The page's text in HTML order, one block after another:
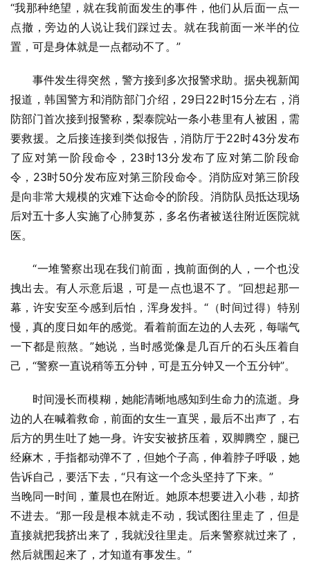
“我那种绝望，就在我前面发生的事件，他们从后面一点一
点撤，旁边的人说让我们踩过去。就在我前面一米半的位
置，可是身体就是一点都动不了。”
事件发生得突然，警方接到多次报警求助。据央视新闻
报道，韩国警方和消防部门介绍，29日22时15分左右，消
防部门首次接到报警称，梨泰院站一条小巷里有人被困，需
要救援。之后接连接到类似报告，消防厅于22时43分发布
了应对第一阶段命令，23时13分发布了应对第二阶段命
令，23时50分发布应对第三阶段命令。消防应对第三阶段
是向非常大规模的灾难下达命令的阶段。消防队员抵达现场
后对五十多人实施了心肺复苏，多名伤者被送往附近医院就
医。
“一堆警察出现在我们前面，拽前面倒的人，一个也没
拽出去。有人示意后退，可是一点也退不了。”回想起那一
幕，许安安至今感到后怕，浑身发抖。“（时间过得）特别
慢，真的度日如年的感觉。看着前面左边的人去死，每喘气
一下都是煎熬。”她说，当时感觉像是几百斤的石头压着自
己，“警察一直说稍等五分钟，可是五分钟又一个五分钟”。
时间漫长而模糊，她能清晰地感知到生命力的流逝。身
边的人在喊着救命，前面的女生一直哭，最后不出声了，右
后方的男生吐了她一身。许安安被挤压着，双脚腾空，腿已
经麻木，手指都动弹不了，但她个子高，伸着脖子呼吸，她
告诉自己，要活下去，“只有这一个念头坚持了下来。”
当晚同一时间，董晨也在附近。她原本想要进入小巷，却挤
不进去。“那一段是根本就走不动，我试图往里走了，但是
直接就把我挤出来了，我就没往里走。后来警察就过来了，
然后就围起来了，才知道有事发生。”